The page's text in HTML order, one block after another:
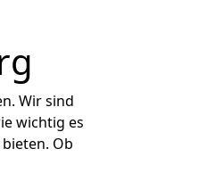
Wir sind
wichtig es
Ob